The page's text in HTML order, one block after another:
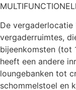
De
vergaderruimtes,
bijeenkomsten (tot
heeft een andere
loungebanken tot
schommelstoel en